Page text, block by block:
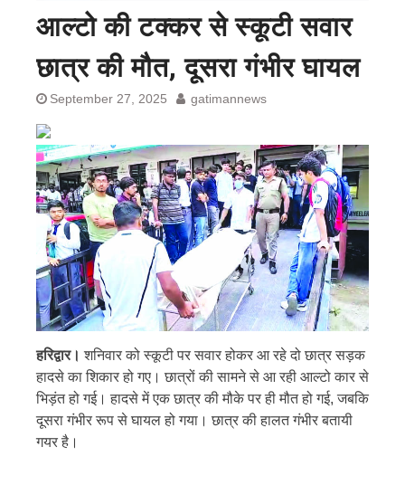
आल्टो की टक्कर से स्कूटी सवार
छात्र की मौत, दूसरा गंभीर घायल
September 27, 2025 gatimannews
हरिद्वार।शनिवार को स्कूटी पर सवार होकर आ रहे दो छात्र सड़क
हादसे का शिकार हो गए। छात्रों की सामने से आ रही आल्टो कार से
भिड़ंत हो गई। हादसे में एक छात्र की मौके पर ही मौत हो गई, जबकि
दूसरा गंभीर रूप से घायल हो गया। छात्र की हालत गंभीर बतायी
गयर है।